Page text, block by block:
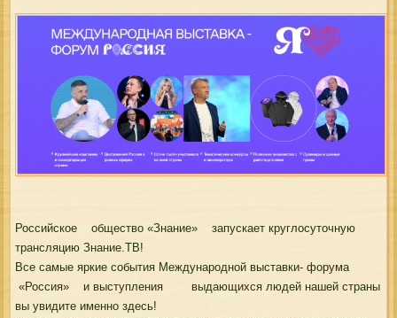
Российское общество «Знание» запускает круглосуточную
трансляцию Знание.ТВ!
Все самые яркие события Международной выставки- форума
«Россия» и выступления выдающихся людей нашей страны
вы увидите именноздесь!